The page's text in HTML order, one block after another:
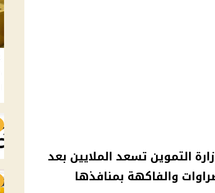
التموين تسعد الملايين بعد
والفاكهة بمنافذها